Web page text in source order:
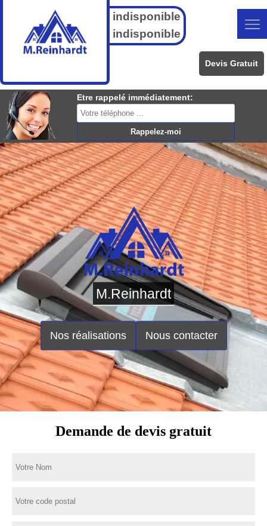
indisponible
indisponible
Devis Gratuit
Etre rappelé immédiatement:
M.Reinhardt
Nos réalisations Nous contacter
Demande de devis gratuit